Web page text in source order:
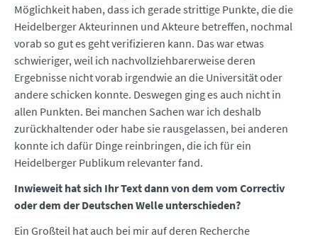
Möglichkeit haben, dass ich gerade strittige Punkte, die die
Heidelberger Akteurinnen und Akteure betreffen, nochmal
vorab so gut es geht verifizieren kann. Das war etwas
schwieriger, weil ich nachvollziehbarerweise deren
Ergebnisse nicht vorab irgendwie an die Universität oder
andere schicken konnte. Deswegen ging es auch nicht in
allen Punkten. Bei manchen Sachen war ich deshalb
zurückhaltender oder habe sie rausgelassen, bei anderen
konnte ich dafür Dinge reinbringen, die ich für ein
Heidelberger Publikum relevanter fand.
Inwieweit hat sich Ihr Text dann von dem vom Correctiv
oder dem der Deutschen Welle unterschieden?
Ein Großteil hat auch bei mir auf deren Recherche